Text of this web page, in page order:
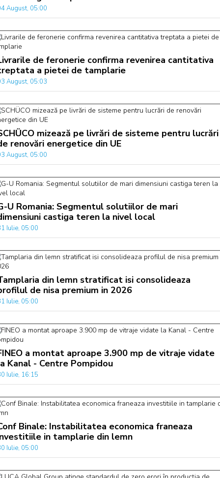
August, 05:00
de feronerie confirma revenirea cantitativa
a pietei de tamplarie
August, 05:03
mizează pe livrări de sisteme pentru lucrări
renovări energetice din UE
August, 05:00
U Romania: Segmentul solutiilor de mari
castiga teren la nivel local
Iulie, 05:00
din lemn stratificat isi consolideaza
de nisa premium in 2026
Iulie, 05:00
a montat aproape 3.900 mp de vitraje vidate
Kanal - Centre Pompidou
Iulie, 16:15
Binale: Instabilitatea economica franeaza
in tamplarie din lemn
Iulie, 05:00